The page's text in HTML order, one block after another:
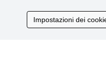
Impostazioni dei